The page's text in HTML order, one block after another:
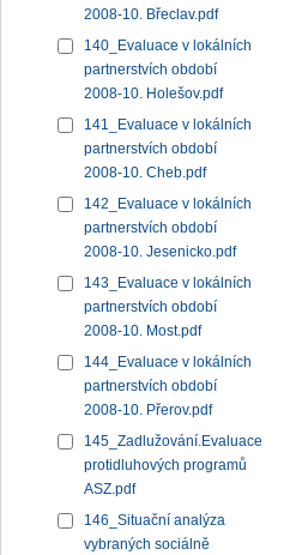
2008-10. Břeclav.pdf
140_Evaluace v lokálních
partnerstvích období
2008-10. Holešov.pdf
141_Evaluace v lokálních
partnerstvích období
2008-10. Cheb.pdf
142_Evaluace v lokálních
partnerstvích období
2008-10. Jesenicko.pdf
143_Evaluace v lokálních
partnerstvích období
2008-10. Most.pdf
144_Evaluace v lokálních
partnerstvích období
2008-10. Přerov.pdf
145_Zadlužování.Evaluace
protidluhových programů
ASZ.pdf
146_Situační analýza
vybraných sociálně